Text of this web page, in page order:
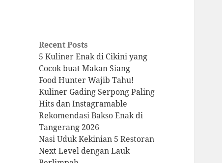
Recent Posts
5 Kuliner Enak di Cikini yang
Cocok buat Makan Siang
Food Hunter Wajib Tahu!
Kuliner Gading Serpong Paling
Hits dan Instagramable
Rekomendasi Bakso Enak di
Tangerang 2026
Nasi Uduk Kekinian 5 Restoran
Next Level dengan Lauk